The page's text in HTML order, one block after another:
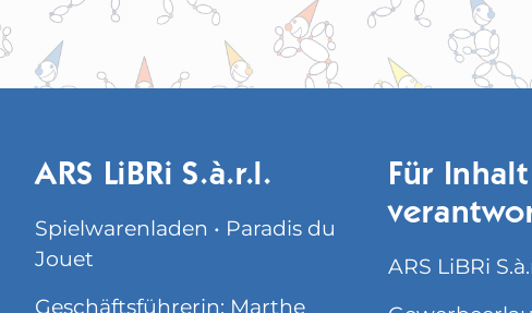
ARS LiBRi S.à.r.l.
Spielwarenladen • Paradis du
Jouet
Geschäftsführerin: Marthe
Für Inhalt
ARS LiBRi